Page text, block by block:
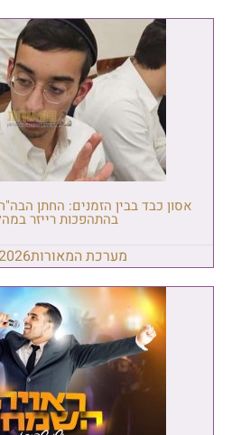
אסון כבד בבין הזמנים: החתן
בהתהפכות רייזר
מערכת המאורות